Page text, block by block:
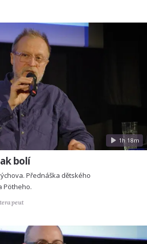
bolí
1h 18m
Přednáška dětského
Pötheho.